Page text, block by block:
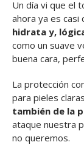
Un día vi que el
ahora ya es casi
hidrata y,
como un suave
buena cara,
La protección
para pieles
también de la
ataque nuestra
no queremos.